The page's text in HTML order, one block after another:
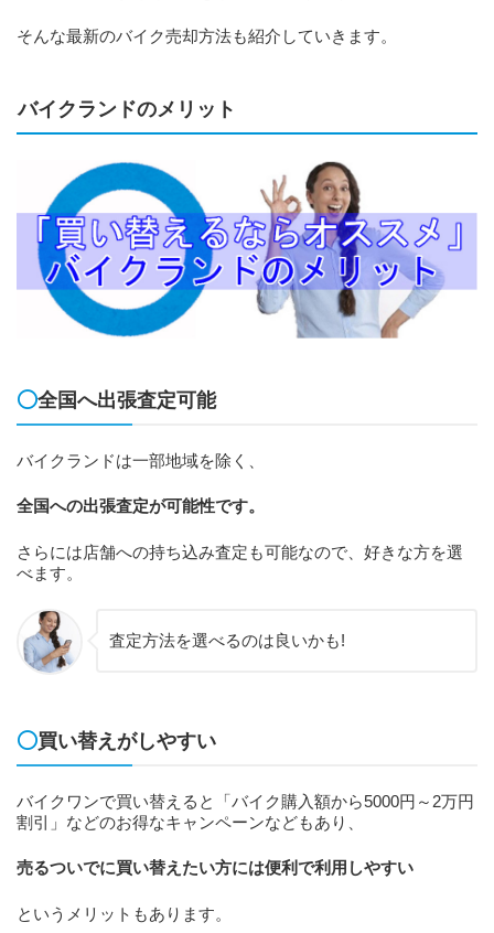
そんな最新のバイク売却方法も紹介していきます。
バイクランドのメリット
全国へ出張査定可能
バイクランドは一部地域を除く、
全国への出張査定が可能性です。
さらには店舗への持ち込み査定も可能なので、好きな方を選
べます。
査定方法を選べるのは良いかも!
買い替えがしやすい
バイクワンで買い替えると「バイク購入額から5000円～2万円
割引」などのお得なキャンペーンなどもあり、
売るついでに買い替えたい方には便利で利用しやすい
というメリットもあります。